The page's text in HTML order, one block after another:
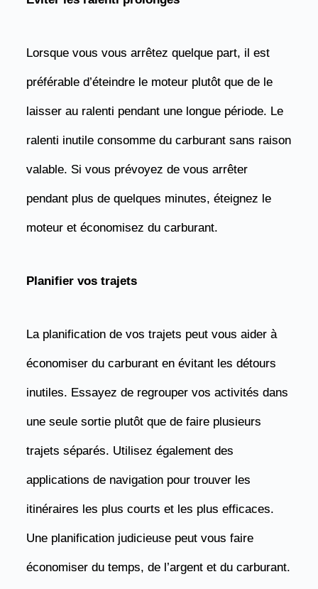
Lorsque vous vous arrêtez quelque part, il est
préférable d’éteindre le moteur plutôt que de le
laisser au ralenti pendant une longue période. Le
ralenti inutile consomme du carburant sans raison
valable. Si vous prévoyez de vous arrêter
pendant plus de quelques minutes, éteignez le
moteur et économisez du carburant.
Planifier vos trajets
La planification de vos trajets peut vous aider à
économiser du carburant en évitant les détours
inutiles. Essayez de regrouper vos activités dans
une seule sortie plutôt que de faire plusieurs
trajets séparés. Utilisez également des
applications de navigation pour trouver les
itinéraires les plus courts et les plus efficaces.
Une planification judicieuse peut vous faire
économiser du temps, de l’argent et du carburant.